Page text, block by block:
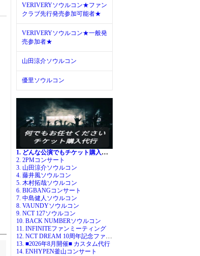
VERIVERYソウルコン★ファン
クラブ先行発売参加可能者★
VERIVERYソウルコン★一般発
売参加者★
山田涼介ソウルコン
優里ソウルコン
1. どんな公演でもチケット購入代行
2. 2PMコンサート
3. 山田涼介ソウルコン
4. 藤井風ソウルコン
5. 木村拓哉ソウルコン
6. BIGBANGコンサート
7. 中島健人ソウルコン
8. VAUNDYソウルコン
9. NCT 127ソウルコン
10. BACK NUMBERソウルコン
11. INFINITEファンミーティング
12. NCT DREAM 10周年記念ファンミ
13. ■2026年8月開催■ カスタム代行
14. ENHYPEN釜山コンサート